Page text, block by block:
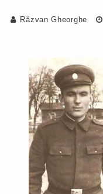
Răzvan Gheorghe